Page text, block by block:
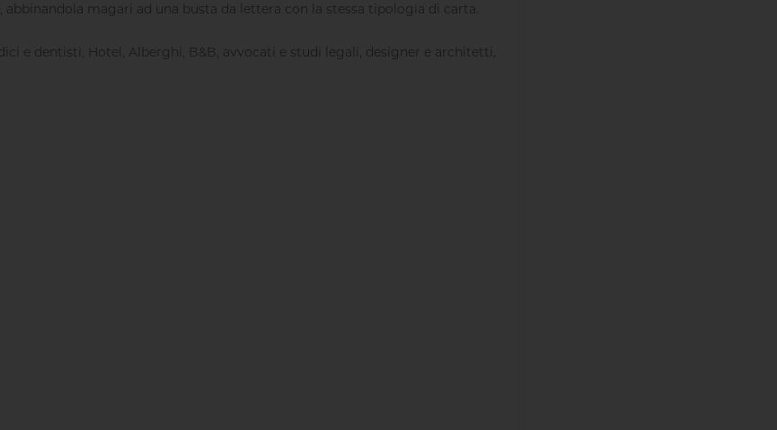
magari ad una busta da lettera con la stessa tipologia di carta.
e dentisti, Hotel, Alberghi, B&B, avvocati e studi legali, designer e architetti,